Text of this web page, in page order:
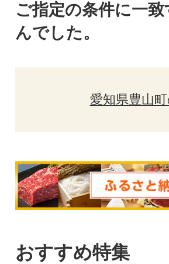
ご指定の条件に一
んでした。
愛知県豊山
おすすめ特集